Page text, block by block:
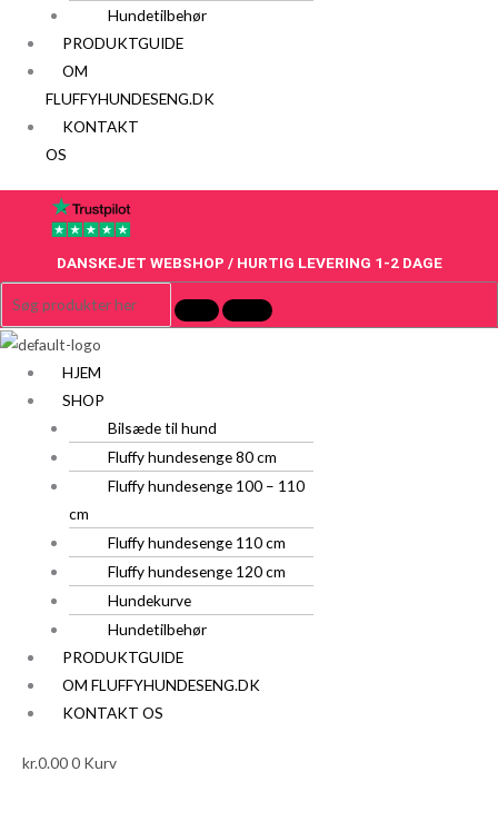
Hundetilbehør
PRODUKTGUIDE
OM
FLUFFYHUNDESENG.DK
KONTAKT
OS
DANSKEJET WEBSHOP / HURTIG LEVERING 1-2 DAGE
HJEM
SHOP
Bilsæde til hund
Fluffy hundesenge 80 cm
Fluffy hundesenge 100 – 110
cm
Fluffy hundesenge 110 cm
Fluffy hundesenge 120 cm
Hundekurve
Hundetilbehør
PRODUKTGUIDE
OM FLUFFYHUNDESENG.DK
KONTAKT OS
kr.0.000 Kurv